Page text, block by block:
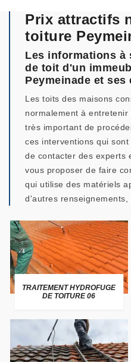
Prix attractifs
toiture
Les informations à
de toit d'un
Peymeinade et
Les toits des maisons
normalement à
très important de
ces interventions qui
de contacter des experts
vous proposer de faire
qui utilise des matériels
d'autres
TRAITEMENT HYDROFUGE
DE TOITURE 06